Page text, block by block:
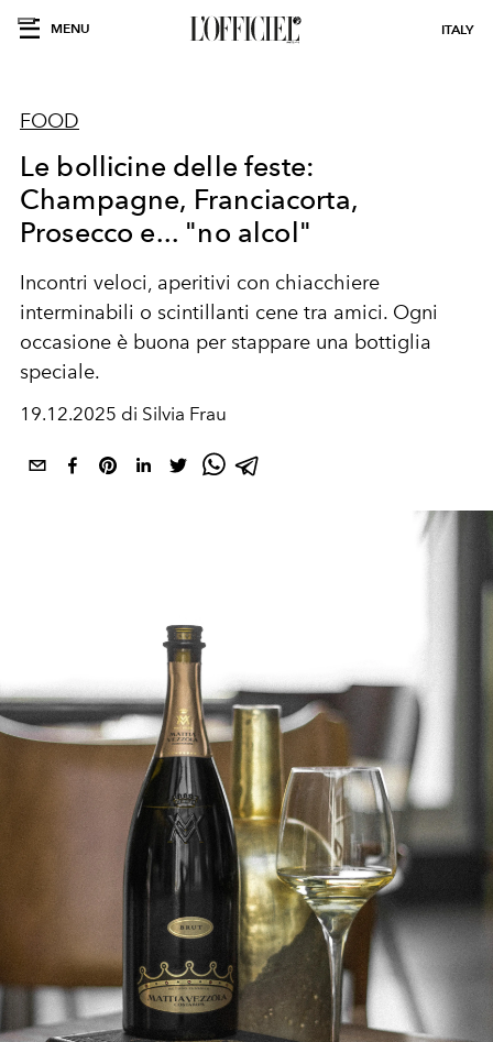
MENU ITALY
FOOD
Le bollicine delle feste:
Champagne, Franciacorta,
Prosecco e... "no alcol"
Incontri veloci, aperitivi con chiacchiere
interminabili o scintillanti cene tra amici. Ogni
occasione è buona per stappare una bottiglia
speciale.
19.12.2025 di Silvia Frau